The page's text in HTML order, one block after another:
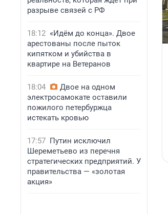
разрыве связей с РФ
18:12 «Идём до конца». Двое
арестованы после пыток
кипятком и убийства в
квартире на Ветеранов
18:04
Двое на одном
электросамокате оставили
пожилого петербуржца
истекать кровью
17:57 Путин исключил
Шереметьево из перечня
стратегических предприятий. У
правительства — «золотая
акция»